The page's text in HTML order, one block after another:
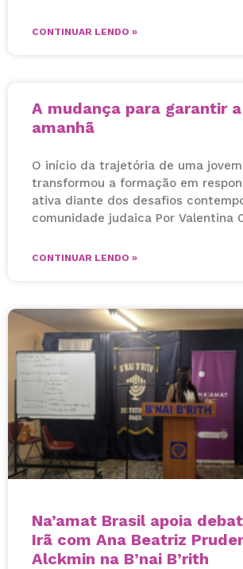
CONTINUAR LENDO »
A mudança para garantir
amanhã
O início da trajetória de uma
transformou a formação em
ativa diante dos desafios
comunidade judaica Por Valentina
CONTINUAR LENDO »
Na’amat Brasil apoia
Irã com Ana Beatriz
Alckmin na B’nai B’rith